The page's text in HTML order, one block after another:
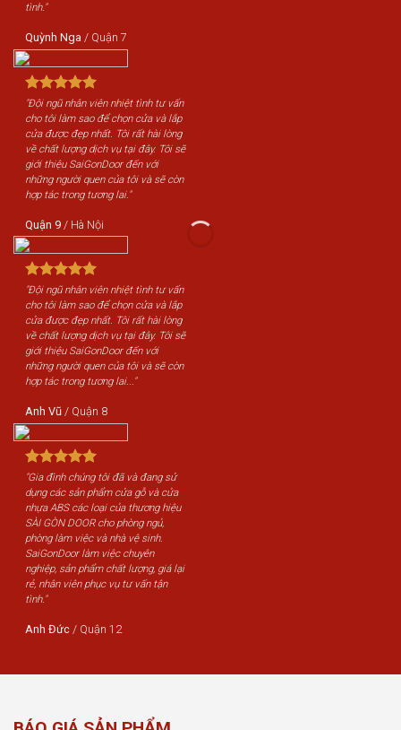
tình."
Quỳnh Nga / Quận 7
"Đội ngũ nhân viên nhiệt tình tư vấn
cho tôi làm sao để chọn cửa và lắp
cửa được đẹp nhất. Tôi rất hài lòng
về chất lượng dịch vụ tại đây. Tôi sẽ
giới thiệu SaiGonDoor đến với
những người quen của tôi và sẽ còn
hợp tác trong tương lai."
Quận 9 / Hà Nội
"Đội ngũ nhân viên nhiệt tình tư vấn
cho tôi làm sao để chọn cửa và lắp
cửa được đẹp nhất. Tôi rất hài lòng
về chất lượng dịch vụ tại đây. Tôi sẽ
giới thiệu SaiGonDoor đến với
những người quen của tôi và sẽ còn
hợp tác trong tương lai..."
Anh Vũ / Quận 8
"Gia đình chúng tôi đã và đang sử
dụng các sản phẩm cửa gỗ và cửa
nhựa ABS các loại của thương hiệu
SÀI GÒN DOOR cho phòng ngủ,
phòng làm việc và nhà vệ sinh.
SaiGonDoor làm việc chuyên
nghiệp, sản phẩm chất lượng, giá lại
rẻ, nhân viên phục vụ tư vấn tận
tình."
Anh Đức / Quận 12